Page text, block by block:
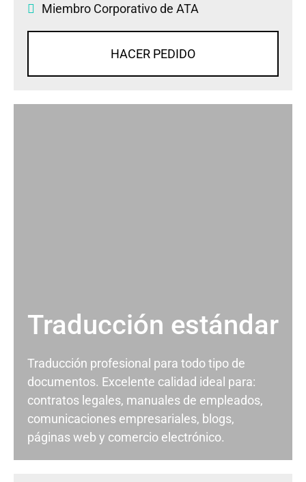
Miembro Corporativo de ATA
HACER PEDIDO
Traducción estándar
Traducción profesional para todo tipo de
documentos. Excelente calidad ideal para:
contratos legales, manuales de empleados,
comunicaciones empresariales, blogs,
páginas web y comercio electrónico.